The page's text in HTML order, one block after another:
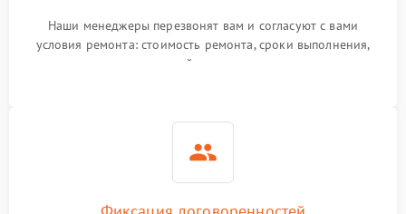
Наши менеджеры перезвонят вам и согласуют с вами
условия ремонта: стоимость ремонта, сроки выполнения,
гарантийные условия